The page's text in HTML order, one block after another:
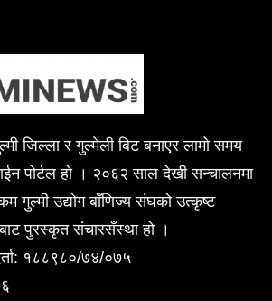
जिल्ला र गुल्मेली बिट बनाएर लामो समय
पोर्टल हो । २०६२ साल देखी सन्चालनमा
गुल्मी उद्योग बाँणिज्य संघको उत्कृष्ट
पुरस्कृत संचारसँस्था हो ।
१८८९८०/७४/०७५